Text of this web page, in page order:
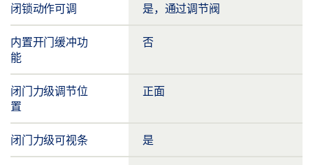
闭锁动作可调 是，通过调节阀
内置开门缓冲功
能
否
闭门力级调节位
置
正面
闭门力级可视条 是